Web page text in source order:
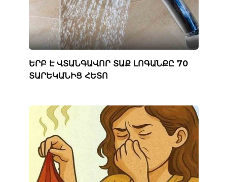
ԵՐԲ Է ՎՏԱՆԳԱՎՈՐ ՏԱՔ ԼՈԳԱՆՔԸ 70
ՏԱՐԵԿԱՆԻՑ ՀԵՏՈ